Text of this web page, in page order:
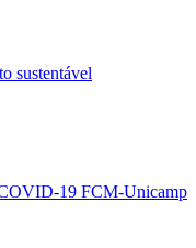
sustentável
19 FCM-Unicamp